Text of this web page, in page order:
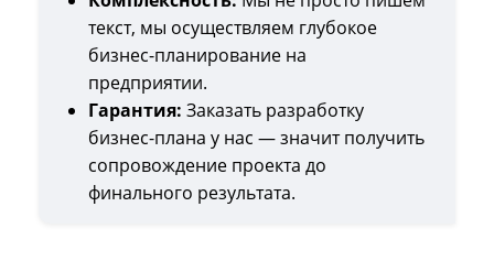
текст, мы осуществляем глубокое
бизнес-планирование на
предприятии.
Гарантия: Заказать разработку
бизнес-плана у нас — значит получить
сопровождение проекта до
финального результата.